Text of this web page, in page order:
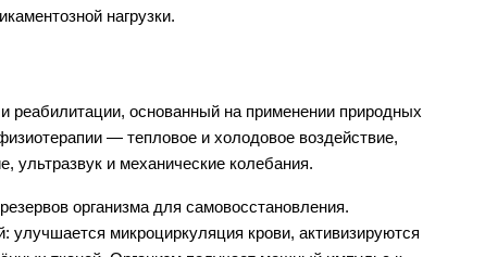
нагрузки.
реабилитации, основанный на применении природных
— тепловое и холодовое воздействие,
ультразвук и механические колебания.
организма для самовосстановления.
улучшается микроциркуляция крови, активизируются